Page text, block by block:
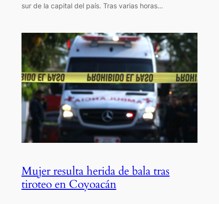
sur de la capital del país. Tras varias horas…
Mujer resulta herida de bala tras
tiroteo en Coyoacán